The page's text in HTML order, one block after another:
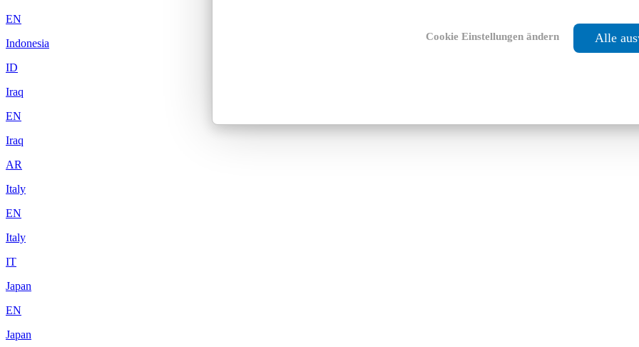
Cookie Einstellungen ändern Alle
EN
Indonesia
ID
Iraq
EN
Iraq
AR
Italy
EN
Italy
IT
Japan
EN
Japan